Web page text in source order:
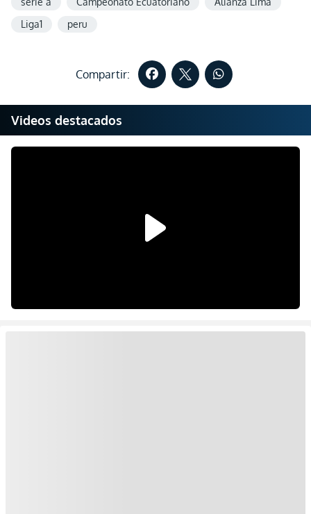
Liga1
peru
Compartir:
Videos destacados